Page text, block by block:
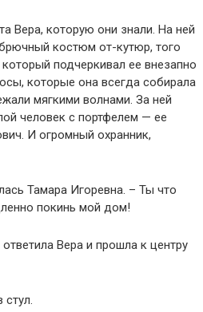
Вера, которую они знали. На ней
костюм от-кутюр, того
подчеркивал ее внезапно
которые она всегда собирала
мягкими волнами. За ней
человек с портфелем — ее
И огромный охранник,
Тамара Игоревна. – Ты что
покинь мой дом!
Вера и прошла к центру
стул.